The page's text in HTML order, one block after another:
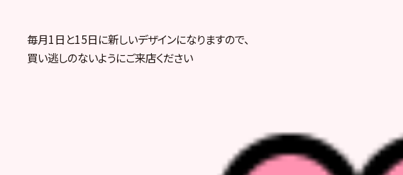
毎月1日と15日に新しいデザインになりますので、
買い逃しのないようにご来店ください